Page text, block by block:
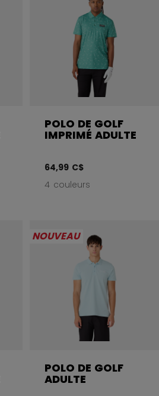
POLO DE GOLF
IMPRIMÉ ADULTE
64,99 C$
4 couleurs
NOUVEAU
POLO DE GOLF
ADULTE